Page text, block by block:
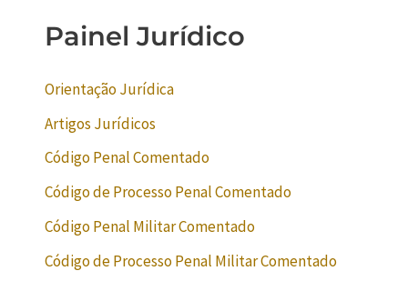
Painel Jurídico
Orientação Jurídica
Artigos Jurídicos
Código Penal Comentado
Código de Processo Penal Comentado
Código Penal Militar Comentado
Código de Processo Penal Militar Comentado